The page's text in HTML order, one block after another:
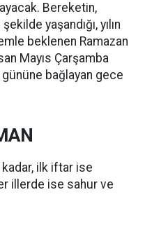
Bereketin,
yaşandığı, yılın
beklenen Ramazan
Mayıs Çarşamba
bağlayan gece
ilk iftar ise
illerde ise sahur ve